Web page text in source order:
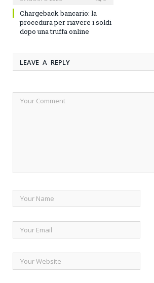
Chargeback bancario: la
procedura per riavere i soldi
dopo una truffa online
LEAVE A REPLY